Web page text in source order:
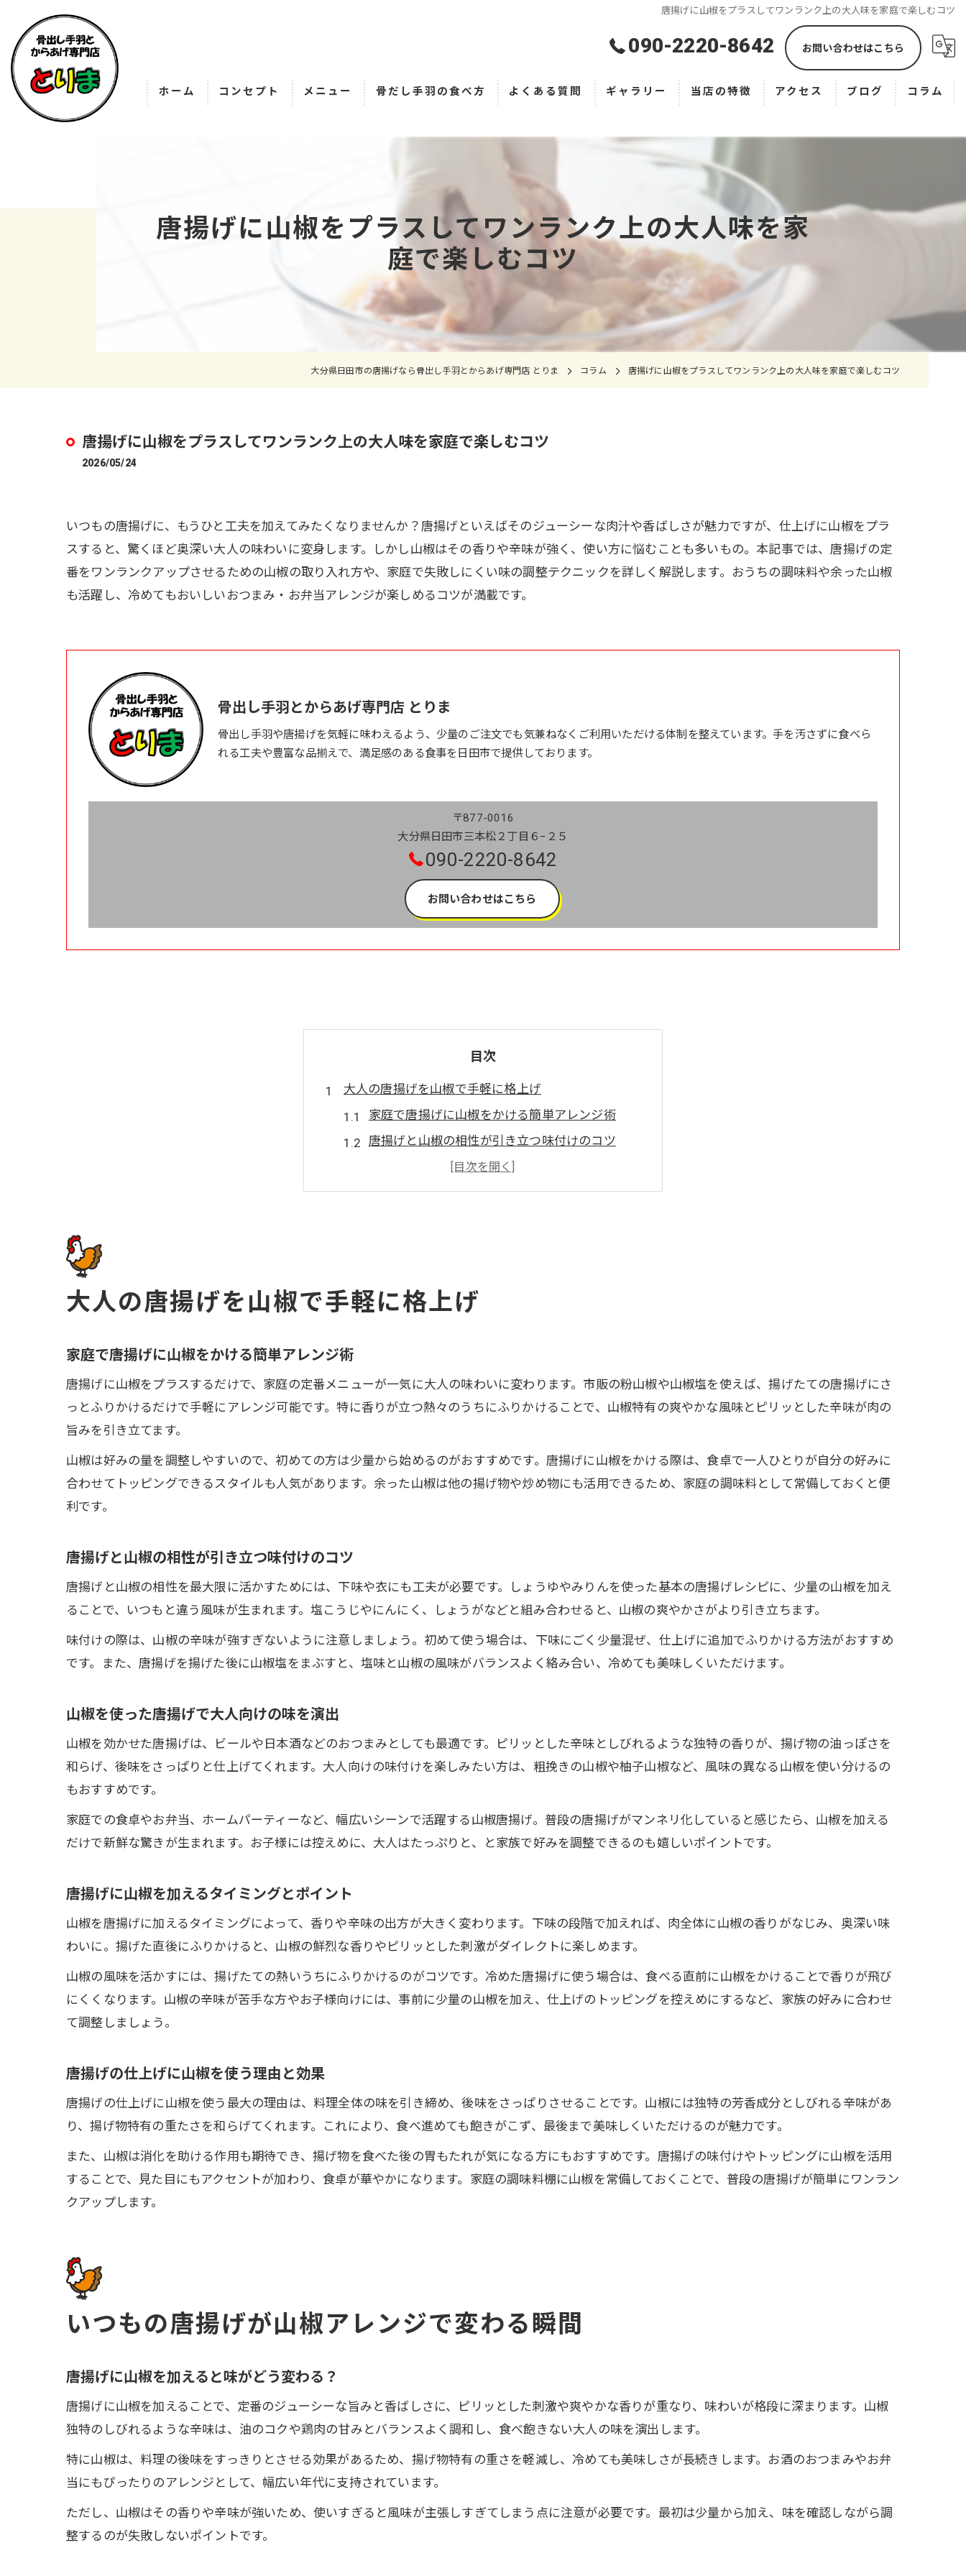
唐揚げに山椒をプラスしてワンランク上の大人味を家庭で楽しむコツ
090-2220-8642 お問い合わせはこちら
ホーム コンセプト メニュー 骨だし手羽の食べ方 よくある質問 ギャラリー 当店の特徴
お弁当
オードブル
テイクアウト
宅配
アクセス ブログ コラム
唐揚げに山椒をプラスしてワンランク上の大人味を家
庭で楽しむコツ
大分県日田市の唐揚げなら骨出し手羽とからあげ専門店 とりま コラム 唐揚げに山椒をプラスしてワンランク上の大人味を家庭で楽しむコツ
唐揚げに山椒をプラスしてワンランク上の大人味を家庭で楽しむコツ
2026/05/24
いつもの唐揚げに、もうひと工夫を加えてみたくなりませんか？唐揚げといえばそのジューシーな肉汁や香ばしさが魅力ですが、仕上げに山椒をプラ
スすると、驚くほど奥深い大人の味わいに変身します。しかし山椒はその香りや辛味が強く、使い方に悩むことも多いもの。本記事では、唐揚げの定
番をワンランクアップさせるための山椒の取り入れ方や、家庭で失敗しにくい味の調整テクニックを詳しく解説します。おうちの調味料や余った山椒
も活躍し、冷めてもおいしいおつまみ・お弁当アレンジが楽しめるコツが満載です。
骨出し手羽とからあげ専門店 とりま
骨出し手羽や唐揚げを気軽に味わえるよう、少量のご注文でも気兼ねなくご利用いただける体制を整えています。手を汚さずに食べら
れる工夫や豊富な品揃えで、満足感のある食事を日田市で提供しております。
〒877-0016
大分県日田市三本松２丁目６−２５
090-2220-8642
お問い合わせはこちら
目次
大人の唐揚げを山椒で手軽に格上げ
家庭で唐揚げに山椒をかける簡単アレンジ術
唐揚げと山椒の相性が引き立つ味付けのコツ
山椒を使った唐揚げで大人向けの味を演出
唐揚げに山椒を加えるタイミングとポイント
山椒の香りが唐揚げの美味しさを引き立てる
山椒の香りが際立つ唐揚げの隠し味術
山椒の辛味を引き出す唐揚げ下味の工夫
鶏胸肉の唐揚げにも合う山椒アレンジ術
香り豊かに味変！唐揚げ×山椒の魅力発見
唐揚げに山椒を加えて香り高い味変を楽しむ
山椒唐揚げで感じる大人の風味と食欲増進効果
唐揚げ山椒レシピで毎日の食卓が華やぐ理由
鶏もも肉唐揚げと山椒のおすすめ組み合わせ
唐揚げに合う山椒の種類と選び方を徹底解説
山椒の辛味を調整する唐揚げ下処理の方法
唐揚げに山椒を入れるタイミングのおすすめ
山椒唐揚げで食べやすさと大人味を両立させる
冷めても唐揚げの香りと山椒の風味が持続
山椒唐揚げは作り置きやおつまみにも最適
唐揚げに山椒をかける食べ方のおすすめ
山椒唐揚げでお弁当や食卓の彩りをアップ
大人の唐揚げを山椒で手軽に格上げ
家庭で唐揚げに山椒をかける簡単アレンジ術
唐揚げに山椒をプラスするだけで、家庭の定番メニューが一気に大人の味わいに変わります。市販の粉山椒や山椒塩を使えば、揚げたての唐揚げにさ
っとふりかけるだけで手軽にアレンジ可能です。特に香りが立つ熱々のうちにふりかけることで、山椒特有の爽やかな風味とピリッとした辛味が肉の
旨みを引き立てます。
山椒は好みの量を調整しやすいので、初めての方は少量から始めるのがおすすめです。唐揚げに山椒をかける際は、食卓で一人ひとりが自分の好みに
合わせてトッピングできるスタイルも人気があります。余った山椒は他の揚げ物や炒め物にも活用できるため、家庭の調味料として常備しておくと便
利です。
唐揚げと山椒の相性が引き立つ味付けのコツ
唐揚げと山椒の相性を最大限に活かすためには、下味や衣にも工夫が必要です。しょうゆやみりんを使った基本の唐揚げレシピに、少量の山椒を加え
ることで、いつもと違う風味が生まれます。塩こうじやにんにく、しょうがなどと組み合わせると、山椒の爽やかさがより引き立ちます。
味付けの際は、山椒の辛味が強すぎないように注意しましょう。初めて使う場合は、下味にごく少量混ぜ、仕上げに追加でふりかける方法がおすすめ
です。また、唐揚げを揚げた後に山椒塩をまぶすと、塩味と山椒の風味がバランスよく絡み合い、冷めても美味しくいただけます。
山椒を使った唐揚げで大人向けの味を演出
山椒を効かせた唐揚げは、ビールや日本酒などのおつまみとしても最適です。ピリッとした辛味としびれるような独特の香りが、揚げ物の油っぽさを
和らげ、後味をさっぱりと仕上げてくれます。大人向けの味付けを楽しみたい方は、粗挽きの山椒や柚子山椒など、風味の異なる山椒を使い分けるの
もおすすめです。
家庭での食卓やお弁当、ホームパーティーなど、幅広いシーンで活躍する山椒唐揚げ。普段の唐揚げがマンネリ化していると感じたら、山椒を加える
だけで新鮮な驚きが生まれます。お子様には控えめに、大人はたっぷりと、と家族で好みを調整できるのも嬉しいポイントです。
唐揚げに山椒を加えるタイミングとポイント
山椒を唐揚げに加えるタイミングによって、香りや辛味の出方が大きく変わります。下味の段階で加えれば、肉全体に山椒の香りがなじみ、奥深い味
わいに。揚げた直後にふりかけると、山椒の鮮烈な香りやピリッとした刺激がダイレクトに楽しめます。
山椒の風味を活かすには、揚げたての熱いうちにふりかけるのがコツです。冷めた唐揚げに使う場合は、食べる直前に山椒をかけることで香りが飛び
にくくなります。山椒の辛味が苦手な方やお子様向けには、事前に少量の山椒を加え、仕上げのトッピングを控えめにするなど、家族の好みに合わせ
て調整しましょう。
唐揚げの仕上げに山椒を使う理由と効果
唐揚げの仕上げに山椒を使う最大の理由は、料理全体の味を引き締め、後味をさっぱりさせることです。山椒には独特の芳香成分としびれる辛味があ
り、揚げ物特有の重たさを和らげてくれます。これにより、食べ進めても飽きがこず、最後まで美味しくいただけるのが魅力です。
また、山椒は消化を助ける作用も期待でき、揚げ物を食べた後の胃もたれが気になる方にもおすすめです。唐揚げの味付けやトッピングに山椒を活用
することで、見た目にもアクセントが加わり、食卓が華やかになります。家庭の調味料棚に山椒を常備しておくことで、普段の唐揚げが簡単にワンラン
クアップします。
いつもの唐揚げが山椒アレンジで変わる瞬間
唐揚げに山椒を加えると味がどう変わる？
唐揚げに山椒を加えることで、定番のジューシーな旨みと香ばしさに、ピリッとした刺激や爽やかな香りが重なり、味わいが格段に深まります。山椒
独特のしびれるような辛味は、油のコクや鶏肉の甘みとバランスよく調和し、食べ飽きない大人の味を演出します。
特に山椒は、料理の後味をすっきりとさせる効果があるため、揚げ物特有の重さを軽減し、冷めても美味しさが長続きします。お酒のおつまみやお弁
当にもぴったりのアレンジとして、幅広い年代に支持されています。
ただし、山椒はその香りや辛味が強いため、使いすぎると風味が主張しすぎてしまう点に注意が必要です。最初は少量から加え、味を確認しながら調
整するのが失敗しないポイントです。